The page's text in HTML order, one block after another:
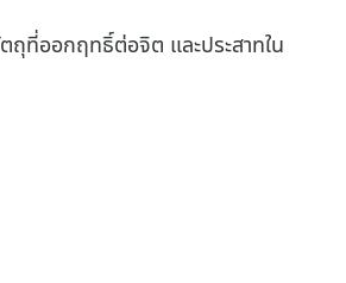
ที่ออกฤทธิ์ต่อจิต และประสาทใน